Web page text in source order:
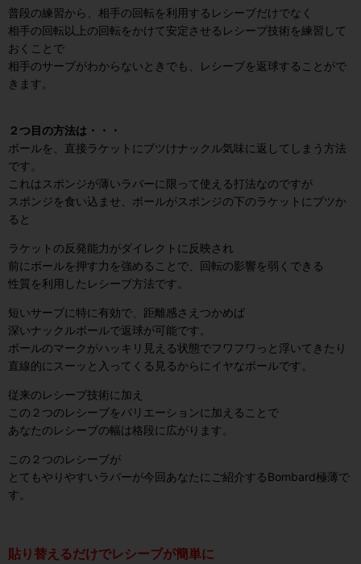
普段の練習から、相手の回転を利用するレシーブだけでなく
相手の回転以上の回転をかけて安定させるレシーブ技術を練習して
おくことで
相手のサーブがわからないときでも、レシーブを返球することがで
きます。
２つ目の方法は・・・
ボールを、直接ラケットにブツけナックル気味に返してしまう方法
です。
これはスポンジが薄いラバーに限って使える打法なのですが
スポンジを食い込ませ、ボールがスポンジの下のラケットにブツか
ると
ラケットの反発能力がダイレクトに反映され
前にボールを押す力を強めることで、回転の影響を弱くできる
性質を利用したレシーブ方法です。
短いサーブに特に有効で、距離感さえつかめば
深いナックルボールで返球が可能です。
ボールのマークがハッキリ見える状態でフワフワっと浮いてきたり
直線的にスーッと入ってくる見るからにイヤなボールです。
従来のレシーブ技術に加え
この２つのレシーブをバリエーションに加えることで
あなたのレシーブの幅は格段に広がります。
この２つのレシーブが
とてもやりやすいラバーが今回あなたにご紹介するBombard極薄で
す。
貼り替えるだけでレシーブが簡単に